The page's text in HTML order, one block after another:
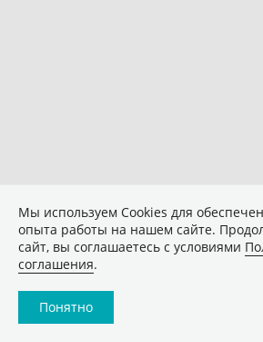
Мы используем Сookies для
опыта работы на нашем сайте.
сайт, вы соглашаетесь с условиями
соглашения.
Понятно